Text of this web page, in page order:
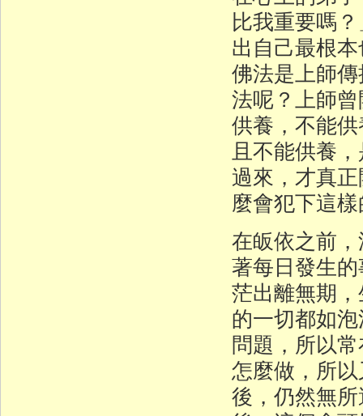
比我重要嗎
出自己最根
佛法是上師
法呢？上師
供養，不能
且不能供養
過來，才真
麼會犯下這
在皈依之前
著每日發生
茫出離無期
的一切都如
問題，所以
怎麼做，所
後，仍然無